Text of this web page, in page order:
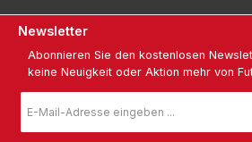
Newsletter
Abonnieren Sie den kostenlosen
keine Neuigkeit oder Aktion mehr von
Mail-
*